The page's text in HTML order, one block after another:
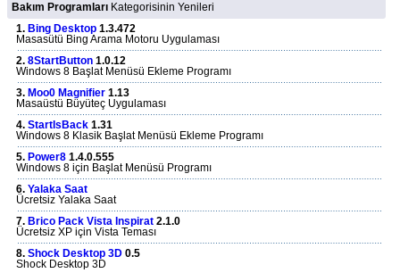
Bakım Programları Kategorisinin Yenileri
1. Bing Desktop 1.3.472
Masasütü Bing Arama Motoru Uygulaması
2. 8StartButton 1.0.12
Windows 8 Başlat Menüsü Ekleme Programı
3. Moo0 Magnifier 1.13
Masaüstü Büyüteç Uygulaması
4. StartIsBack 1.31
Windows 8 Klasik Başlat Menüsü Ekleme Programı
5. Power8 1.4.0.555
Windows 8 için Başlat Menüsü Programı
6. Yalaka Saat
Ücretsiz Yalaka Saat
7. Brico Pack Vista Inspirat 2.1.0
Ücretsiz XP için Vista Teması
8. Shock Desktop 3D 0.5
Shock Desktop 3D